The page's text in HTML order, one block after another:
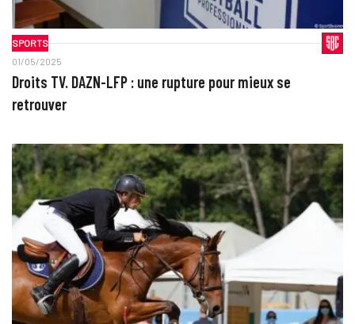
SPORTS
01/05/2025
Droits TV. DAZN-LFP : une rupture pour mieux se
retrouver